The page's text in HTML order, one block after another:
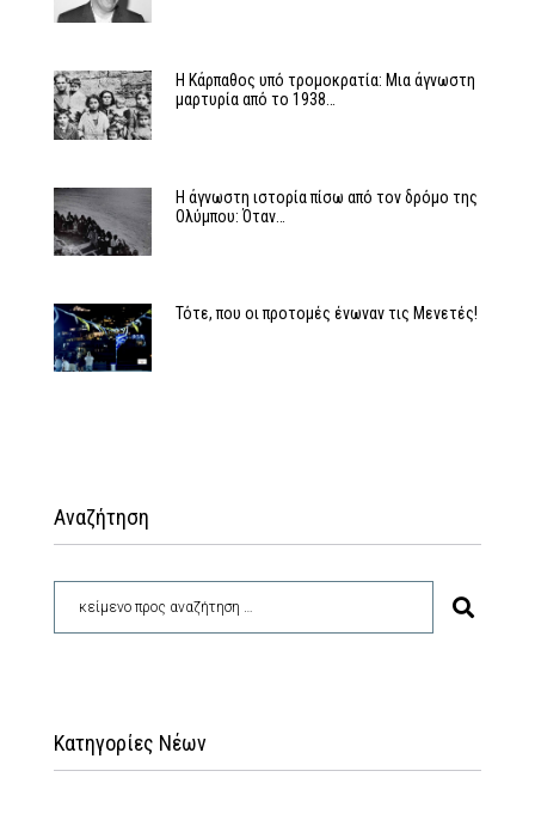
Η Κάρπαθος υπό τρομοκρατία: Μια άγνωστη
μαρτυρία από το 1938…
Η άγνωστη ιστορία πίσω από τον δρόμο της
Ολύμπου: Όταν…
Τότε, που οι προτομές ένωναν τις Μενετές!
Αναζήτηση
Κατηγορίες Νέων